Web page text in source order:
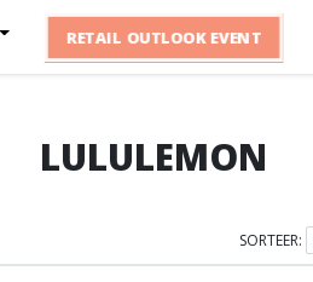
RETAIL OUTLOOK EVENT
LULULEMON
SORTEER: